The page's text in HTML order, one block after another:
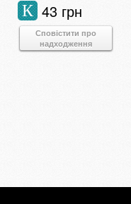
43 грн
К
Сповістити про
надходження